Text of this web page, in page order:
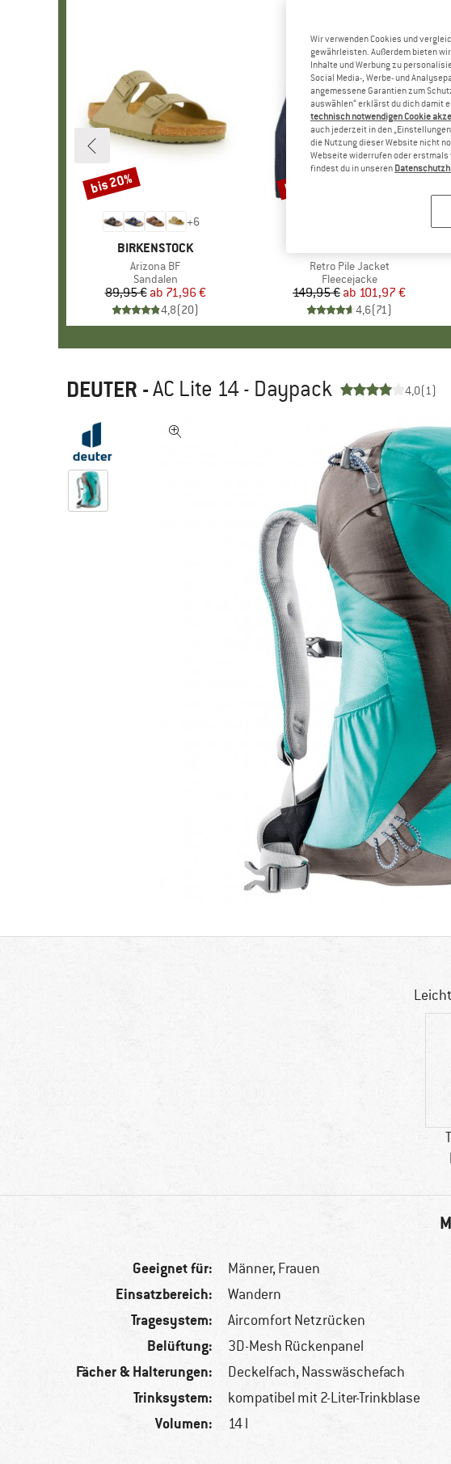
+6
MARKE
BIRKENSTOCK
Artikel
Arizona BF
Produktgruppe
Sandalen
Preis
89,95 € reduzierter Preis
ab 71,96 €
4,8(20)
Rabatt
bis 20%
Artikel
Retro Pile Jacket
Produktgruppe
Fleecejacke
Preis
149,95 € reduzierter Preis
ab 101,97 €
4,6(71)
Rabatt
bis 32%
DEUTER -AC Lite 14 - Daypack 4,0(1)
Geeignet für: Männer, Frauen
Einsatzbereich: Wandern
Tragesystem: Aircomfort Netzrücken
Belüftung: 3D-Mesh Rückenpanel
Fächer & Halterungen: Deckelfach, Nasswäschefach
Trinksystem: kompatibel mit 2-Liter-Trinkblase
Volumen: 14 l
Wir verwenden Cookies und
gewährleisten. Außerdem bieten
Inhalte und Werbung zu
Social Media-, Werbe- und
angemessene Garantien zum
auswählen“ erklärst du dich damit
technisch notwendigen Cookie
auch jederzeit in den
die Nutzung dieser Website nicht
Webseite widerrufen oder
findest du in unseren